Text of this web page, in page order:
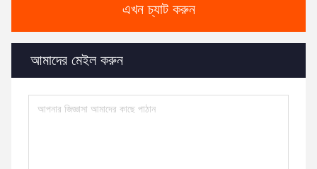
এখন চ্যাট করুন
আমাদের মেইল করুন